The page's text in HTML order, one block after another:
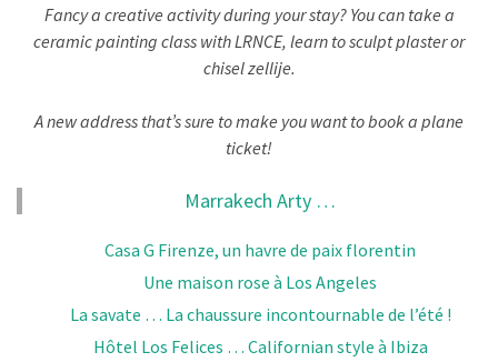
Fancy a creative activity during your stay? You can take a
ceramic painting class with LRNCE, learn to sculpt plaster or
chisel zellije.
A new address that’s sure to make you want to book a plane
ticket!
Marrakech Arty …
Casa G Firenze, un havre de paix florentin
Une maison rose à Los Angeles
La savate … La chaussure incontournable de l’été !
Hôtel Los Felices … Californian style à Ibiza